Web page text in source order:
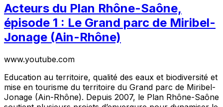
Acteurs du Plan Rhône-Saône,
épisode 1 : Le Grand parc de Miribel-
Jonage (Ain-Rhône)
www.youtube.com
Education au territoire, qualité des eaux et biodiversité et
mise en tourisme du territoire du Grand parc de Miribel-
Jonage (Ain-Rhône). Depuis 2007, le Plan Rhône-Saône